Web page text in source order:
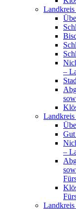
–
–
Landkreis